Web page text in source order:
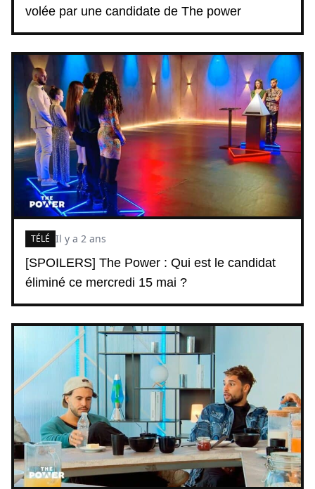
volée par une candidate de The power
[SPOILERS] The Power : Qui est le candidat
éliminé ce mercredi 15 mai ?
TÉLÉ Il y a 2 ans